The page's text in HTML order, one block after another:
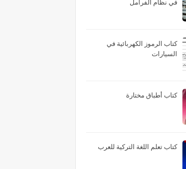
في نظام الفرامل
كتاب الرموز الكهربائية في
السيارات
كتاب أطباق مختارة
كتاب تعلم اللغة التركية للعرب